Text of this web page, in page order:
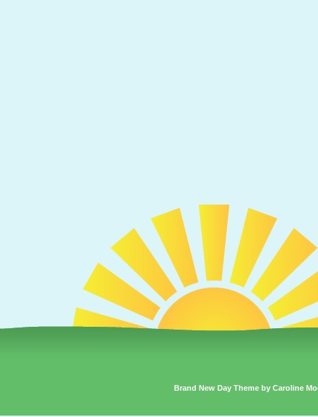
Brand New Day Theme by Caroline